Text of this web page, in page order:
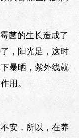
菌的生长造成了
，阳光足，这时
暴晒，紫外线就
用。
安，所以，在养